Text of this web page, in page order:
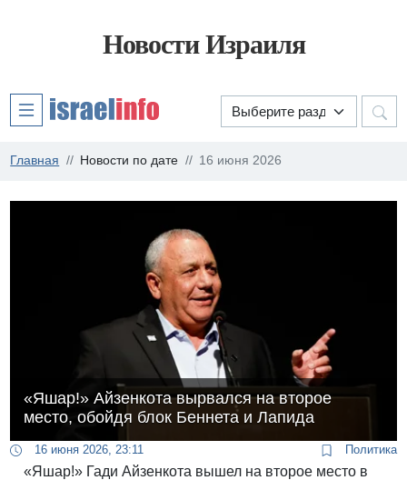
Новости Израиля
Главная Новости по дате 16 июня 2026
«Яшар!» Айзенкота вырвался на второе
место, обойдя блок Беннета и Лапида
16 июня 2026, 23:11 Политика
«Яшар!» Гади Айзенкота вышел на второе место в